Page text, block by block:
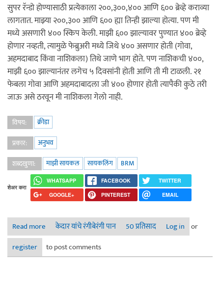
सुपर रॅन्डो होण्यासाठी प्रत्येकाला २००,३००,४०० आणि ६०० ब्रेव्हे कराव्या
लागतात. माझ्या २००,३०० आणि ६०० ह्या तिन्ही झाल्या होत्या. पण मी
मध्ये असणारी ४०० स्किप केली. माझी ६०० झाल्यावर पुण्यात ४०० ब्रेव्हे
होणार नव्हती, त्यामुळे फेब्रुअरी मध्ये जिथे ४०० असणार होती (गोवा,
अहमदाबाद किंवा नाशिकला) तिथे जाणे भाग होते. पण नाशिकची ४००,
माझी ६०० झाल्यानंतर लगेच ५ दिवसांनी होती आणि ती मी टाळली. २१
फेबला गोवा आणि अहमदाबादला जी ४०० होणार होती त्यापैकी कुठे तरी
जाऊ असे ठरवून मी नाशिकला गेलो नाही.
विषय:
क्रीडा
प्रकार:
अनुभव
शब्दखुणा:
माझी सायकल सायकलिंग BRM
शेअर करा
WHATSAPP FACEBOOK
TWITTER
GOOGLE+
PINTEREST EMAIL
Read more
about सुपर रॅन्डो ! ४०० किमी बीआरएम - माझी लाँग डिस्टन्स
सायकलींग कहाणी ४
केदार यांचे रंगीबेरंगी पान 50 प्रतिसाद Log in or
register
to post comments